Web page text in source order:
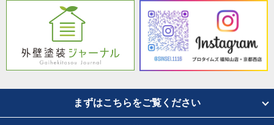
まずはこちらをご覧ください